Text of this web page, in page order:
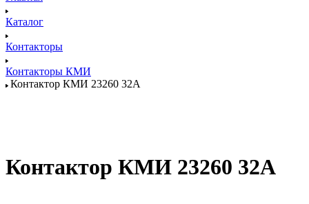
Каталог
Контакторы
Контакторы КМИ
Контактор КМИ 23260 32А
Контактор КМИ 23260 32А